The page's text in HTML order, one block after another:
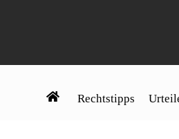
Rechtstipps